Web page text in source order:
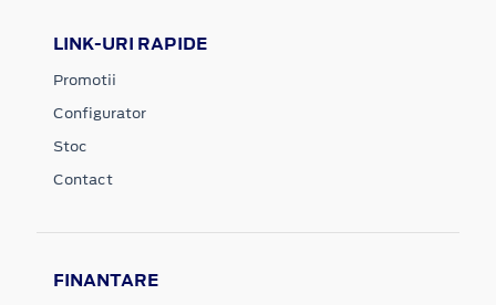
LINK-URI RAPIDE
Promotii
Configurator
Stoc
Contact
FINANTARE